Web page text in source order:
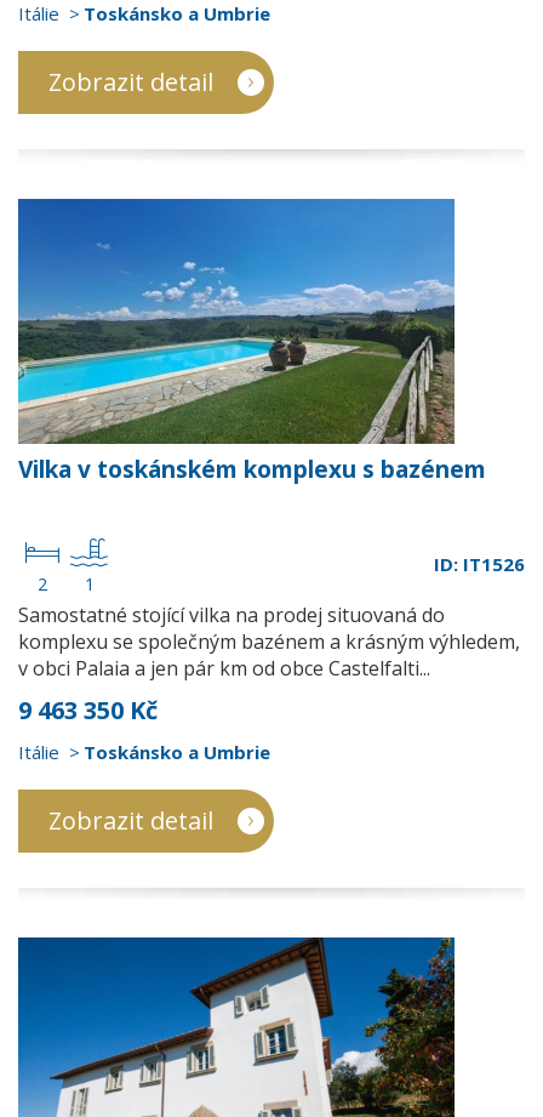
Itálie Toskánsko a Umbrie
Zobrazit detail
Vilka v toskánském komplexu s bazénem
2 1
ID: IT1526
Samostatné stojící vilka na prodej situovaná do
komplexu se společným bazénem a krásným výhledem,
v obci Palaia a jen pár km od obce Castelfalti...
9 463 350 Kč
Itálie Toskánsko a Umbrie
Zobrazit detail